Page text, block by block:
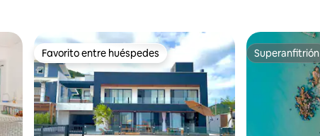
Favorito entre huéspedes
Favorito entre huéspedes Superanfitrión
Superanfitrión